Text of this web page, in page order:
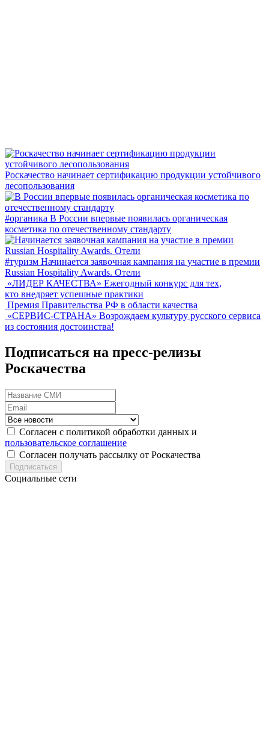
Роскачество начинает сертификацию продукции устойчивого
лесопользования
#органика В России впервые появилась органическая
косметика по отечественному стандарту
#туризм Начинается заявочная кампания на участие в премии
Russian Hospitality Awards. Отели
«ЛИДЕР КАЧЕСТВА» Ежегодный конкурс для тех,
кто внедряет успешные практики
Премия Правительства РФ в области качества
«СЕРВИС-СТРАНА» Возрождаем культуру русского сервиса
из состояния достоинства!
Подписаться на пресс-релизы
Роскачества
Согласен с политикой обработки данных и
пользовательское соглашение
Согласен получать рассылку от Роскачества
Подписаться
Социальные сети